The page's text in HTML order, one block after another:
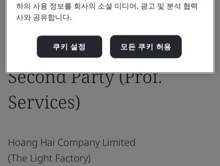
Second Party (Prof.
Services)
Hoang Hai Company Limited
(The Light Factory)
하의 사용 정보를 회사의 소셜 미디어, 광고 및 분석 협력
사와 공유합니다.
쿠키 설정 모든 쿠키 허용